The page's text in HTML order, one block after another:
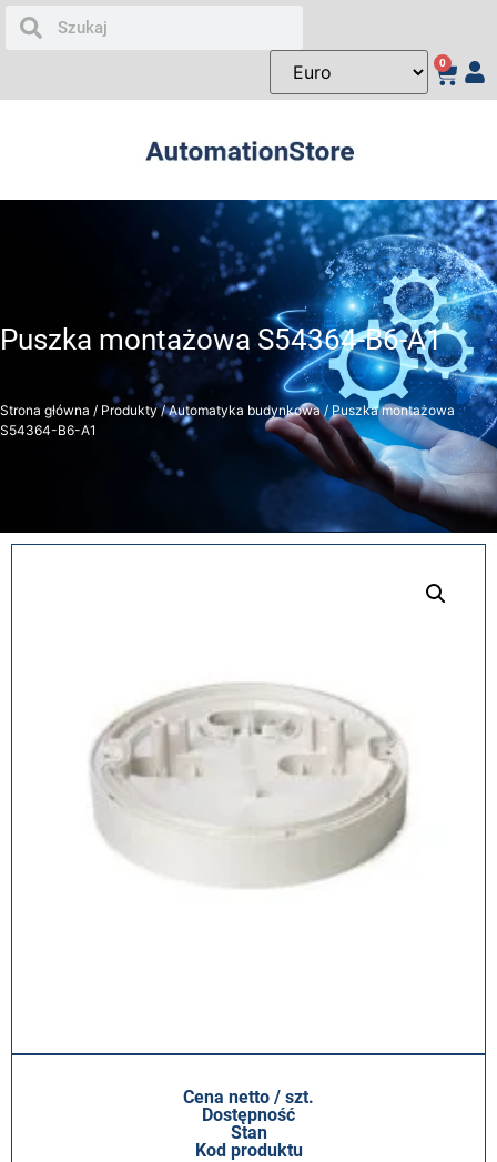
0
Puszka montażowa S54364-B6-A1
Strona główna / Produkty/Automatyka budynkowa/ Puszka montażowa
S54364-B6-A1
Cena netto / szt.
Dostępność
Stan
Kod produktu